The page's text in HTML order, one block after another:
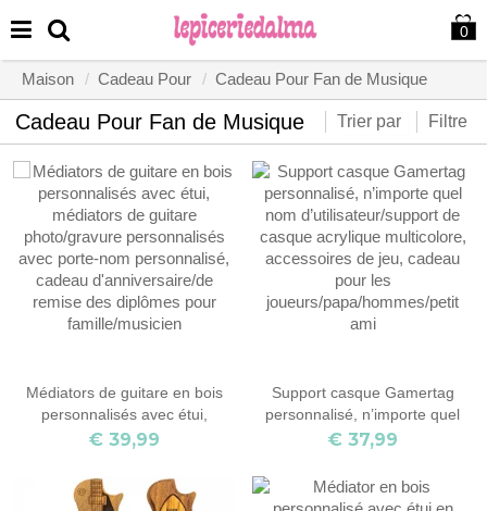
0
Maison Cadeau Pour Cadeau Pour Fan de Musique
Cadeau Pour Fan de Musique Trier par Filtre
Médiators de guitare en bois
personnalisés avec étui,
médiators de guitare
avec porte-nom personnalisé,
cadeau d'anniversaire/de
€ 39,99
Support casque Gamertag
personnalisé, n’importe quel
nom d’utilisateur/support de
accessoires de jeu, cadeau
pour les
€ 37,99